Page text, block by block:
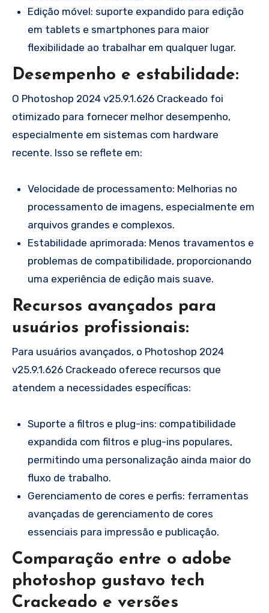
Edição móvel: suporte expandido para edição
em tablets e smartphones para maior
flexibilidade ao trabalhar em qualquer lugar.
Desempenho e estabilidade:
O Photoshop 2024 v25.9.1.626 Crackeado foi
otimizado para fornecer melhor desempenho,
especialmente em sistemas com hardware
recente. Isso se reflete em:
Velocidade de processamento: Melhorias no
processamento de imagens, especialmente em
arquivos grandes e complexos.
Estabilidade aprimorada: Menos travamentos e
problemas de compatibilidade, proporcionando
uma experiência de edição mais suave.
Recursos avançados para
usuários profissionais:
Para usuários avançados, o Photoshop 2024
v25.9.1.626 Crackeado oferece recursos que
atendem a necessidades específicas:
Suporte a filtros e plug-ins: compatibilidade
expandida com filtros e plug-ins populares,
permitindo uma personalização ainda maior do
fluxo de trabalho.
Gerenciamento de cores e perfis: ferramentas
avançadas de gerenciamento de cores
essenciais para impressão e publicação.
Comparação entre o adobe
photoshop gustavo tech
Crackeado e versões